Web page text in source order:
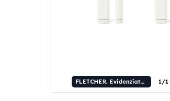
FLETCHER. Evidenziatore PP con finitura lucida 1/1